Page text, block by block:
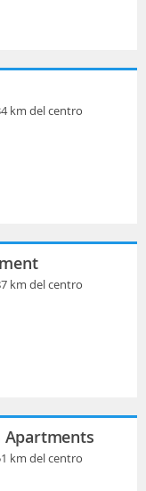
km del centro
km del centro
Apartments
km del centro